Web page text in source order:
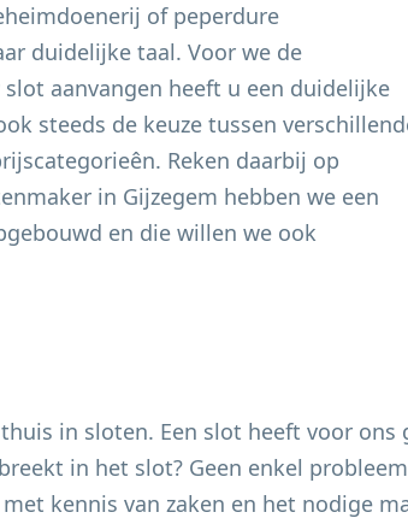
of peperdure
duidelijke taal. Voor we de
aanvangen heeft u een duidelijke
steeds de keuze tussen
Reken daarbij op
in Gijzegem hebben we een
en die willen we ook
in sloten. Een slot heeft voor
in het slot? Geen enkel
kennis van zaken en het nodige